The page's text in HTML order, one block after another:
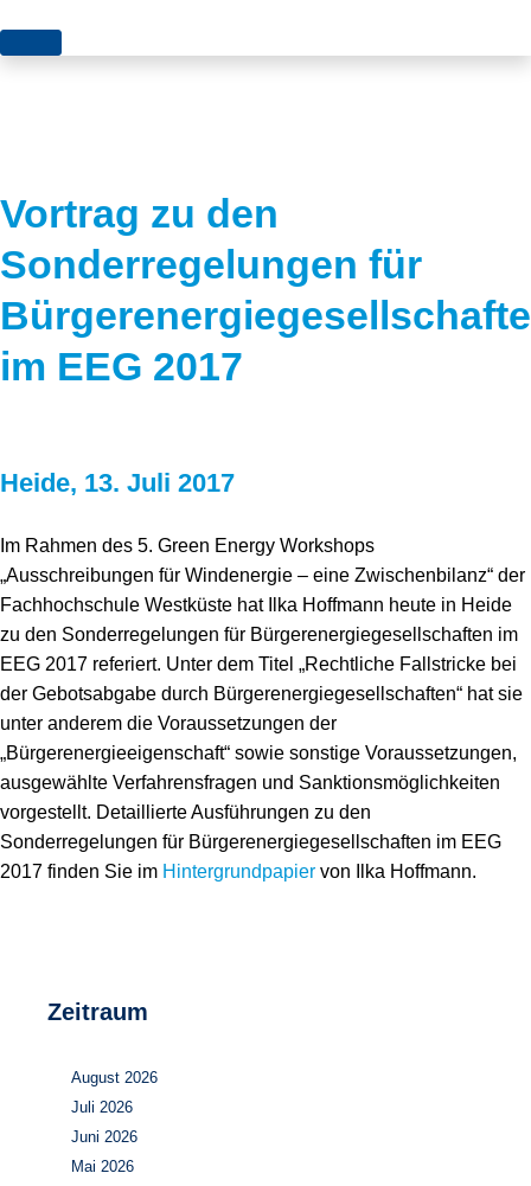
Themen
Flächen
Genehmigungen
Grundsatzfragen
Märkte
Sektorenkopplung
Speicher
Stromerzeugung
Wasserstoff
News
Blog
Karriere
Über uns
Team
Forschungsnetzwerk
Bibliothek
Infomaterial
Schriften zum Umweltenergierecht
Vortrag zu den
Sonderregelungen für
im EEG 2017
Heide, 13. Juli 2017
Im Rahmen des 5. Green Energy Workshops
„Ausschreibungen für Windenergie – eine Zwischenbilanz“ der
Fachhochschule Westküste hat Ilka Hoffmann heute in Heide
zu den Sonderregelungen für Bürgerenergiegesellschaften im
EEG 2017 referiert. Unter dem Titel „Rechtliche Fallstricke bei
der Gebotsabgabe durch Bürgerenergiegesellschaften“ hat sie
unter anderem die Voraussetzungen der
„Bürgerenergieeigenschaft“ sowie sonstige Voraussetzungen,
ausgewählte Verfahrensfragen und Sanktionsmöglichkeiten
vorgestellt. Detaillierte Ausführungen zu den
Sonderregelungen für Bürgerenergiegesellschaften im EEG
2017 finden Sie im Hintergrundpapier von Ilka Hoffmann.
Zeitraum
August 2026
Juli 2026
Juni 2026
Mai 2026